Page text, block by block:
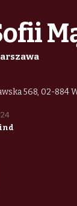
568, 02-884